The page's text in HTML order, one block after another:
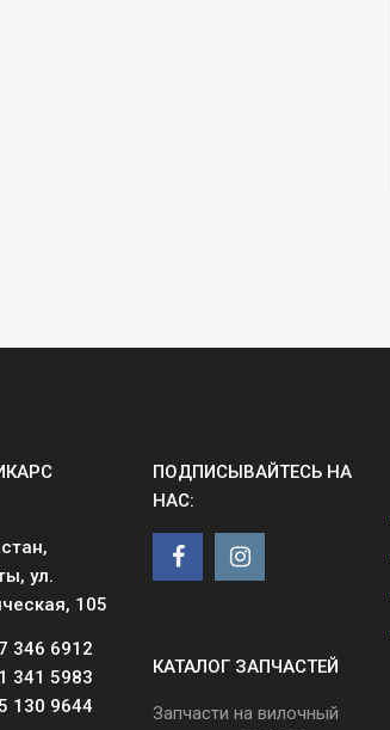
ул.
105
346 6912
341 5983
130 9644
ПОДПИСЫВАЙТЕСЬ НА
НАС:
КАТАЛОГ ЗАПЧАСТЕЙ
Запчасти на вилочный